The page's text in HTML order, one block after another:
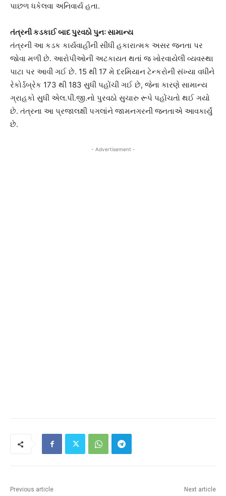
પાછળ ધકેલવા અનિવાર્ય હતા.
તંત્રની કડકાઈ બાદ પુરવઠો પુનઃ સામાન્ય
તંત્રની આ કડક કાર્યવાહીની સીધી હકારાત્મક અસર જનતા પર
જોવા મળી છે. આરોપીઓની અટકાયત થતાં જ ખોરવાયેલી વ્યવસ્થા
પાટા પર આવી ગઈ છે. 15 થી 17 મે દરમિયાન ટેન્કરોની સંખ્યા વધીને
રેકોર્ડબ્રેક 173 થી 183 સુધી પહોંચી ગઈ છે, જેના કારણે સામાન્ય
ગ્રાહકો સુધી એલ.પી.જી.નો પુરવઠો સુચારુ રૂપે પહોંચતો થઈ ગયો
છે. તંત્રના આ પ્રજાલક્ષી પગલાંને જામનગરની જનતાએ આવકાર્યું
છે.
- Advertisement -
Previous article Next article